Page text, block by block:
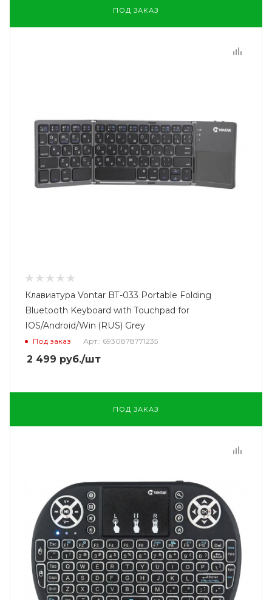
ПОД ЗАКАЗ
Клавиатура Vontar BT-033 Portable Folding
Bluetooth Keyboard with Touchpad for
IOS/Android/Win (RUS) Grey
Под заказ Арт.: 6930878771235
2 499 руб./шт
ПОД ЗАКАЗ